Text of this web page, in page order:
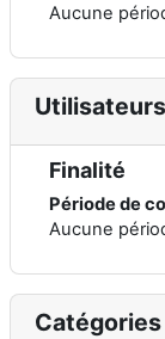
Aucune
Utilisateurs
Finalité
Période de
Aucune